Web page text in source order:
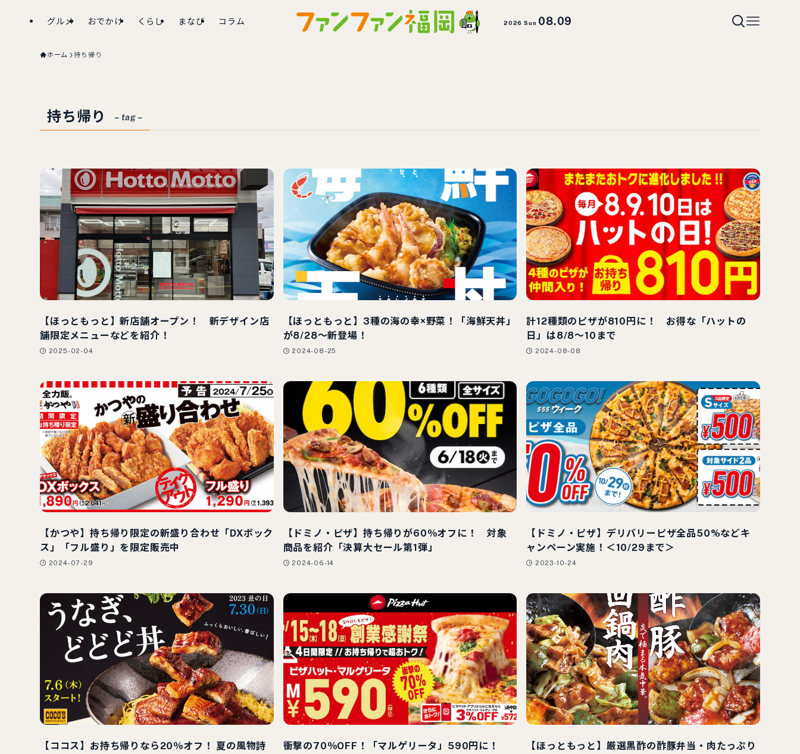
グルメ おでかけ くらし まなび コラム 2026 Sun 08.09
ホーム 持ち帰り
持ち帰り – tag –
【ほっともっと】新店舗オープン！ 新デザイン店
舗限定メニューなどを紹介！
2025-02-04
【ほっともっと】3種の海の幸×野菜！「海鮮天丼」
が8/28～新登場！
2024-08-25
計12種類のピザが810円に！ お得な「ハットの
日」は8/8～10まで
2024-08-08
【かつや】持ち帰り限定の新盛り合わせ「DXボック
ス」「フル盛り」を限定販売中
2024-07-29
【ドミノ・ピザ】持ち帰りが60％オフに！ 対象
商品を紹介「決算大セール第1弾」
2024-06-14
【ドミノ・ピザ】デリバリーピザ全品50%などキ
ャンペーン実施！＜10/29まで＞
2023-10-24
【ココス】お持ち帰りなら20％オフ！ 夏の風物詩
衝撃の70％OFF！「マルゲリータ」590円に！
【ほっともっと】厳選黒酢の酢豚弁当・肉たっぷり